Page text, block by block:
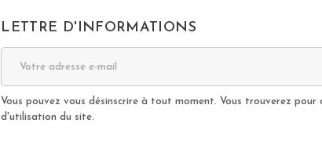
LETTRE D'INFORMATIONS
Vous pouvez vous désinscrire à tout moment. Vous trouverez
d'utilisation du site.